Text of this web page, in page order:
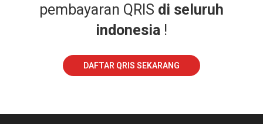
pembayaran QRIS di seluruh
indonesia !
DAFTAR QRIS SEKARANG